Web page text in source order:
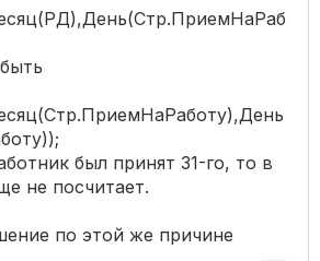
был принят 31-го, то в
не посчитает.
по этой же причине